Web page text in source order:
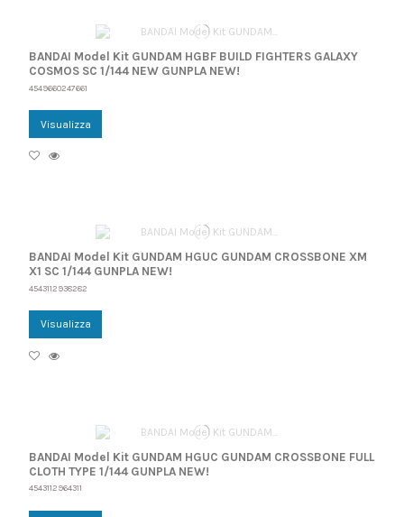
BANDAI Model Kit GUNDAM HGBF BUILD FIGHTERS GALAXY
COSMOS SC 1/144 NEW GUNPLA NEW!
4549660247661
Visualizza
BANDAI Model Kit GUNDAM HGUC GUNDAM CROSSBONE XM
X1 SC 1/144 GUNPLA NEW!
4543112938282
Visualizza
BANDAI Model Kit GUNDAM HGUC GUNDAM CROSSBONE FULL
CLOTH TYPE 1/144 GUNPLA NEW!
4543112964311